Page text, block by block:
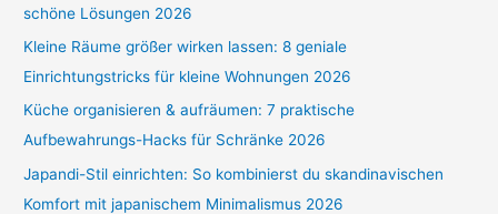
schöne Lösungen 2026
Kleine Räume größer wirken lassen: 8 geniale
Einrichtungstricks für kleine Wohnungen 2026
Küche organisieren & aufräumen: 7 praktische
Aufbewahrungs-Hacks für Schränke 2026
Japandi-Stil einrichten: So kombinierst du skandinavischen
Komfort mit japanischem Minimalismus 2026